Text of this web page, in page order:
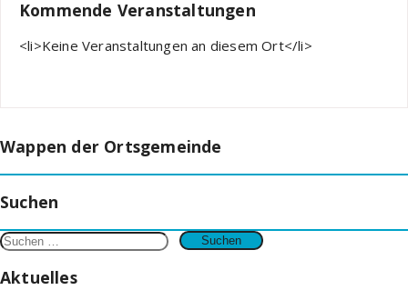
Kommende Veranstaltungen
<li>Keine Veranstaltungen an diesem Ort</li>
Wappen der Ortsgemeinde
Suchen
Suchen
nach:
Aktuelles